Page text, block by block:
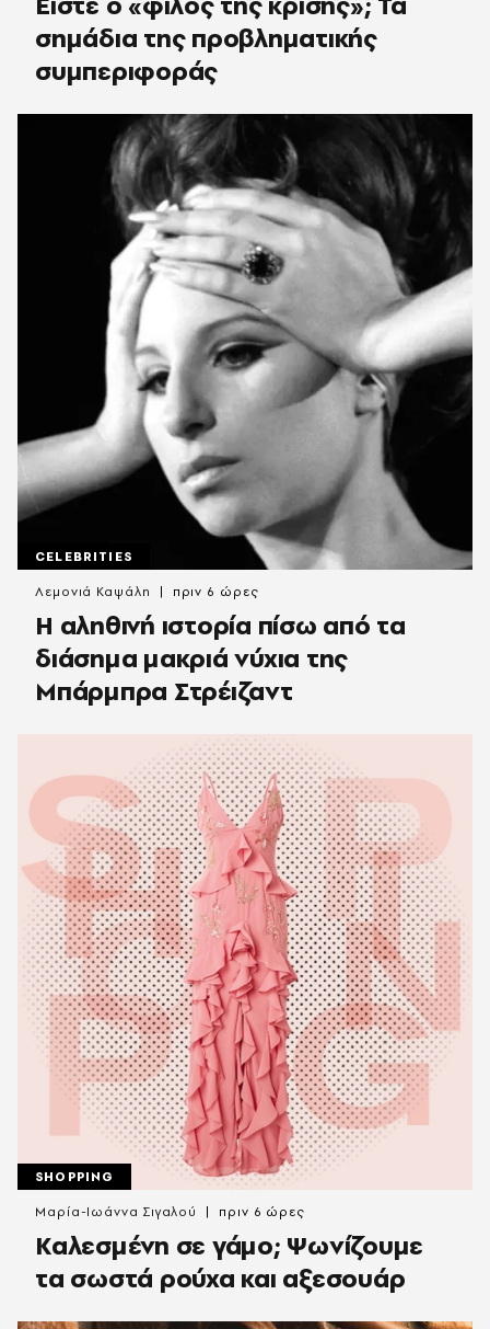
σημάδια της προβληματικής
συμπεριφοράς
CELEBRITIES
Η αληθινή ιστορία πίσω από τα
διάσημα μακριά νύχια της
Μπάρμπρα Στρέιζαντ
Λεμονιά Καψάλη πριν 6 ώρες
SHOPPING
Καλεσμένη σε γάμο; Ψωνίζουμε
τα σωστά ρούχα και αξεσουάρ
Μαρία-Ιωάννα Σιγαλού πριν 6 ώρες